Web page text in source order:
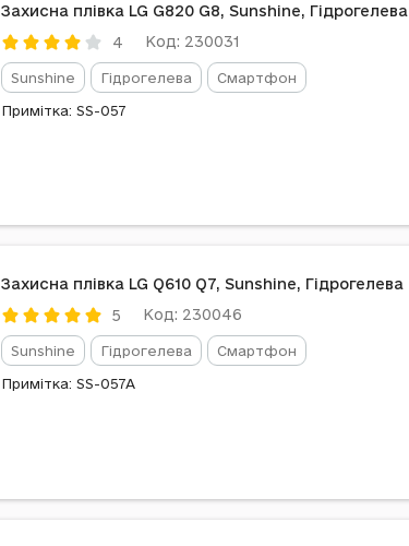
Захисна плівка LG G820 G8, Sunshine, Гідрогелева
4
Код: 230031
Sunshine Гідрогелева Смартфон
Примітка: SS-057
Захисна плівка LG Q610 Q7, Sunshine, Гідрогелева
5
Код: 230046
Sunshine Гідрогелева Смартфон
Примітка: SS-057A